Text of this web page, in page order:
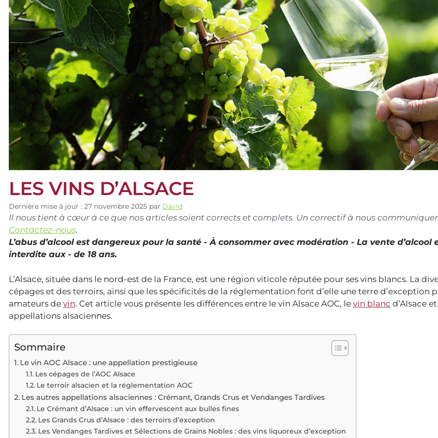
LES VINS D’ALSACE
Dernière mise à jour : 27 novembre 2025 par David
Il nous tient à cœur à ce que nos articles soient corrects et complets. Un correctif à nous
Contactez-nous.
L’abus d’alcool est dangereux pour la santé - À consommer avec modération - La vente d’alcool
interdite aux - de 18 ans.
L’Alsace, située dans le nord-est de la France, est une région viticole réputée pour ses vins blancs. La
cépages et des terroirs, ainsi que les spécificités de la réglementation font d’elle une terre d’exception
amateurs de vin. Cet article vous présente les différences entre le vin Alsace AOC, le vin blanc d’Alsace
appellations alsaciennes.
Sommaire
Le vin AOC Alsace : une appellation prestigieuse
Les cépages de l’AOC Alsace
Le terroir alsacien et la réglementation AOC
Les autres appellations alsaciennes : Crémant, Grands Crus et Vendanges Tardives
Le Crémant d’Alsace : un vin effervescent aux bulles fines
Les Grands Crus d’Alsace : des terroirs d’exception
Les Vendanges Tardives et Sélections de Grains Nobles : des vins liquoreux d’exception